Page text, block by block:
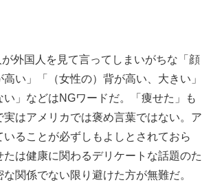
外国人を見て言ってしまいがちな「顔
い」「（女性の）背が高い、大きい」
い」などはNGワードだ。「痩せた」も
実はアメリカでは褒め言葉ではない。ア
いることが必ずしもよしとされておら
は健康に関わるデリケートな話題のた
関係でない限り避けた方が無難だ。